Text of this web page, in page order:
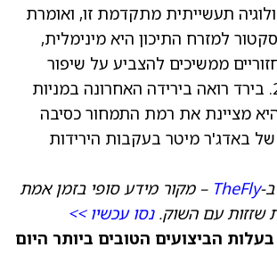
תעשייתית מתקדמת זו, ואומרת
למזרח התיכון היא מינימלית,
ממשיכים להצביע על שיפור
ב-2026 וב-2027. בירד רואה בירידה האחרונה במניות
היא מציינת את רמת התמחור כסיבה
באדג'ר מיטר בעקבות הירידות
TheFly – מקור מידע סופי בזמן אמת
שזזות עם השוק.נסו עכשיו >>
הביצועים הטובים ביותר היום